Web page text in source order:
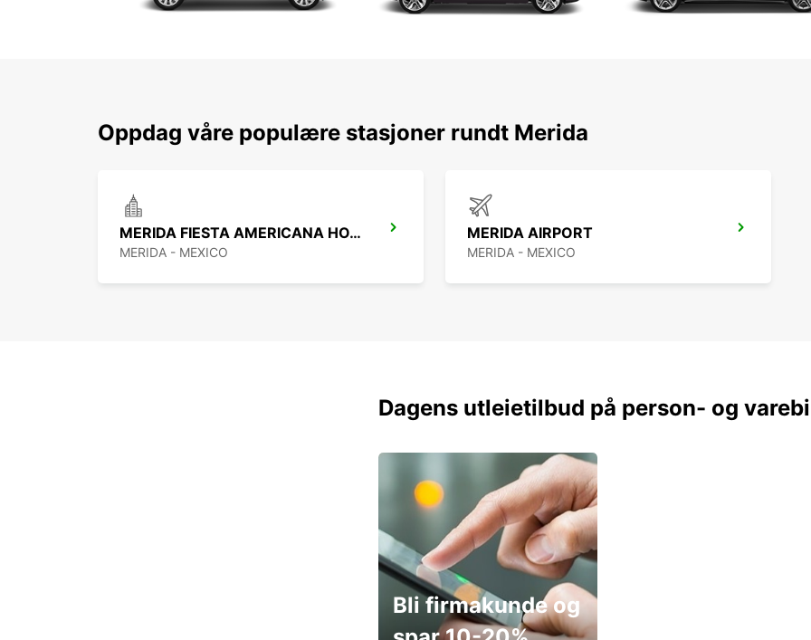
Oppdag våre populære stasjoner rundt Merida
MERIDA FIESTA AMERICANA HOTEL
MERIDA - MEXICO
MERIDA AIRPORT
MERIDA - MEXICO
Dagens utleietilbud på person- og
Bli firmakunde og